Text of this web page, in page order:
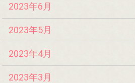
2023年6月
2023年5月
2023年4月
2023年3月